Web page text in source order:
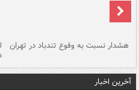
هشدار نسبت به وفوع تندباد در تهران
آخرین اخبار